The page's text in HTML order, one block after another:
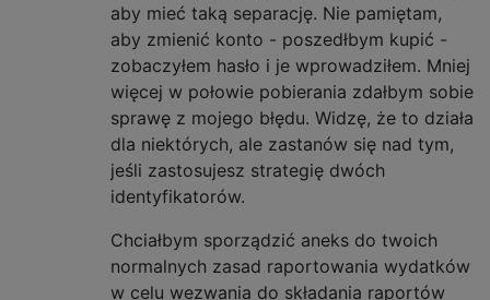
aby mieć taką separację. Nie pamiętam,
aby zmienić konto - poszedłbym kupić -
zobaczyłem hasło i je wprowadziłem. Mniej
więcej w połowie pobierania zdałbym sobie
sprawę z mojego błędu. Widzę, że to działa
dla niektórych, ale zastanów się nad tym,
jeśli zastosujesz strategię dwóch
identyfikatorów.
Chciałbym sporządzić aneks do twoich
normalnych zasad raportowania wydatków
w celu wezwania do składania raportów